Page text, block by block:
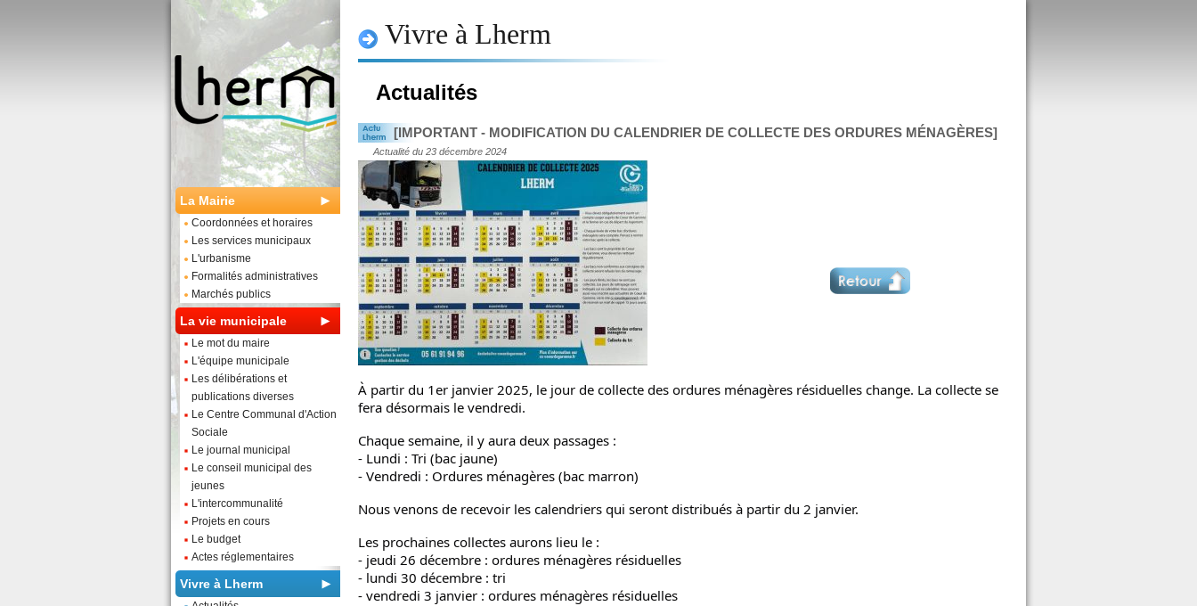
La Mairie
Coordonnées et horaires
Les services municipaux
L'urbanisme
Formalités administratives
Marchés publics
La vie municipale
Le mot du maire
L'équipe municipale
Les délibérations et
publications diverses
Le Centre Communal d'Action
Sociale
Le journal municipal
Le conseil municipal des
jeunes
L'intercommunalité
Projets en cours
Le budget
Actes réglementaires
Vivre à Lherm
Vivre à Lherm
Actualités
[IMPORTANT - MODIFICATION DU CALENDRIER DE COLLECTE DES ORDURES MÉNAGÈRES]
Actualité du 23 décembre 2024
À partir du 1er janvier 2025, le jour de collecte des ordures ménagères résiduelles change. La collecte se
fera désormais le vendredi.
Chaque semaine, il y aura deux passages :
- Lundi : Tri (bac jaune)
- Vendredi : Ordures ménagères (bac marron)
Nous venons de recevoir les calendriers qui seront distribués à partir du 2 janvier.
Les prochaines collectes aurons lieu le :
- jeudi 26 décembre : ordures ménagères résiduelles
- lundi 30 décembre : tri
- vendredi 3 janvier : ordures ménagères résiduelles